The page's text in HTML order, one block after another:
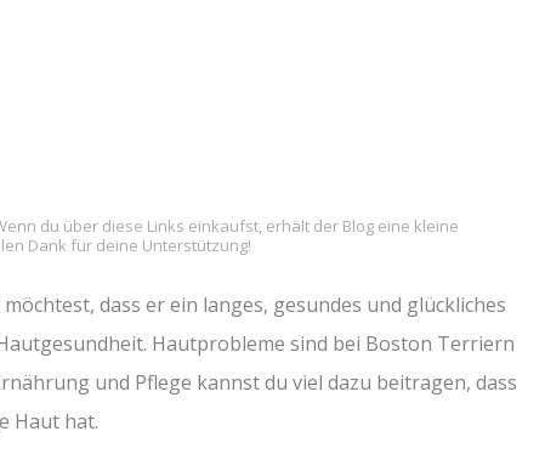
du über diese Links einkaufst, erhält der Blog eine kleine
Dank für deine Unterstützung!
dass er ein langes, gesundes und glückliches
Hautprobleme sind bei Boston Terriern
und Pflege kannst du viel dazu beitragen, dass
Haut hat.